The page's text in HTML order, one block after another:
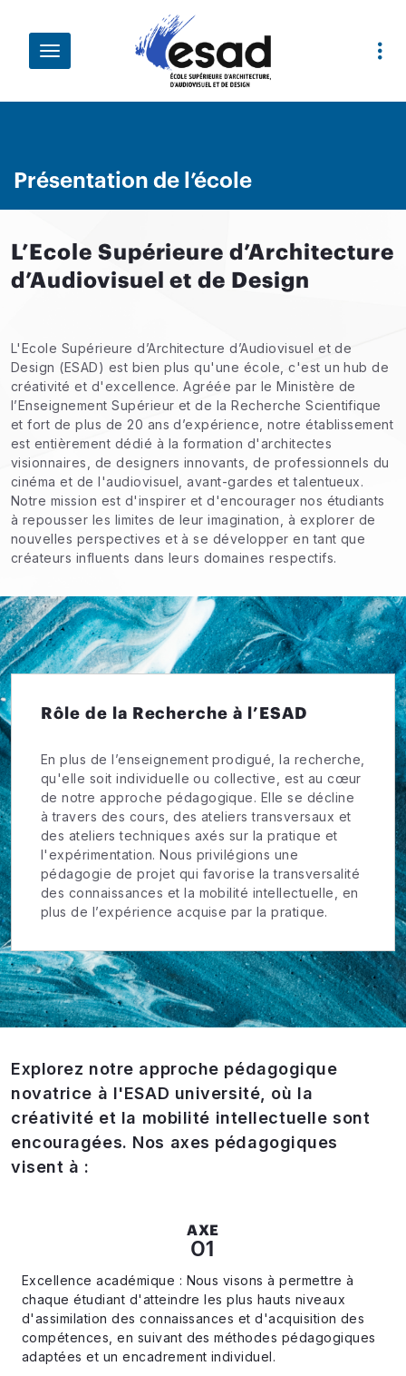
Fil d'Ariane
Présentation de l’école
L’Ecole Supérieure d’Architecture
d’Audiovisuel et de Design
L'Ecole Supérieure d’Architecture d’Audiovisuel et de
Design (ESAD) est bien plus qu'une école, c'est un hub de
créativité et d'excellence. Agréée par le Ministère de
l’Enseignement Supérieur et de la Recherche Scientifique
et fort de plus de 20 ans d’expérience, notre établissement
est entièrement dédié à la formation d'architectes
visionnaires, de designers innovants, de professionnels du
cinéma et de l'audiovisuel, avant-gardes et talentueux.
Notre mission est d'inspirer et d'encourager nos étudiants
à repousser les limites de leur imagination, à explorer de
nouvelles perspectives et à se développer en tant que
créateurs influents dans leurs domaines respectifs.
Rôle de la Recherche à l’ESAD
En plus de l’enseignement prodigué, la recherche,
qu'elle soit individuelle ou collective, est au cœur
de notre approche pédagogique. Elle se décline
à travers des cours, des ateliers transversaux et
des ateliers techniques axés sur la pratique et
l'expérimentation. Nous privilégions une
pédagogie de projet qui favorise la transversalité
des connaissances et la mobilité intellectuelle, en
plus de l’expérience acquise par la pratique.
Explorez notre approche pédagogique
novatrice à l'ESAD université, où la
créativité et la mobilité intellectuelle sont
encouragées. Nos axes pédagogiques
visent à :
AXE
01
Excellence académique : Nous visons à permettre à
chaque étudiant d'atteindre les plus hauts niveaux
d'assimilation des connaissances et d'acquisition des
compétences, en suivant des méthodes pédagogiques
adaptées et un encadrement individuel.